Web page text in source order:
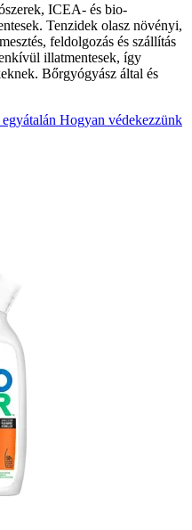
ICEA- és bio-
Tenzidek olasz növényi,
feldolgozás és szállítás
illatmentesek, így
Bőrgyógyász által és
Hogyan védekezzünk